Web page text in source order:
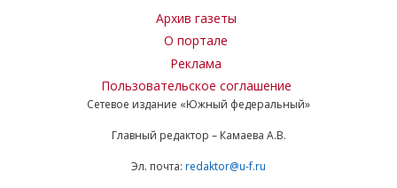
Архив газеты
О портале
Реклама
Пользовательское соглашение
Сетевое издание «Южный федеральный»
Главный редактор – Камаева А.В.
Эл. почта: redaktor@u-f.ru